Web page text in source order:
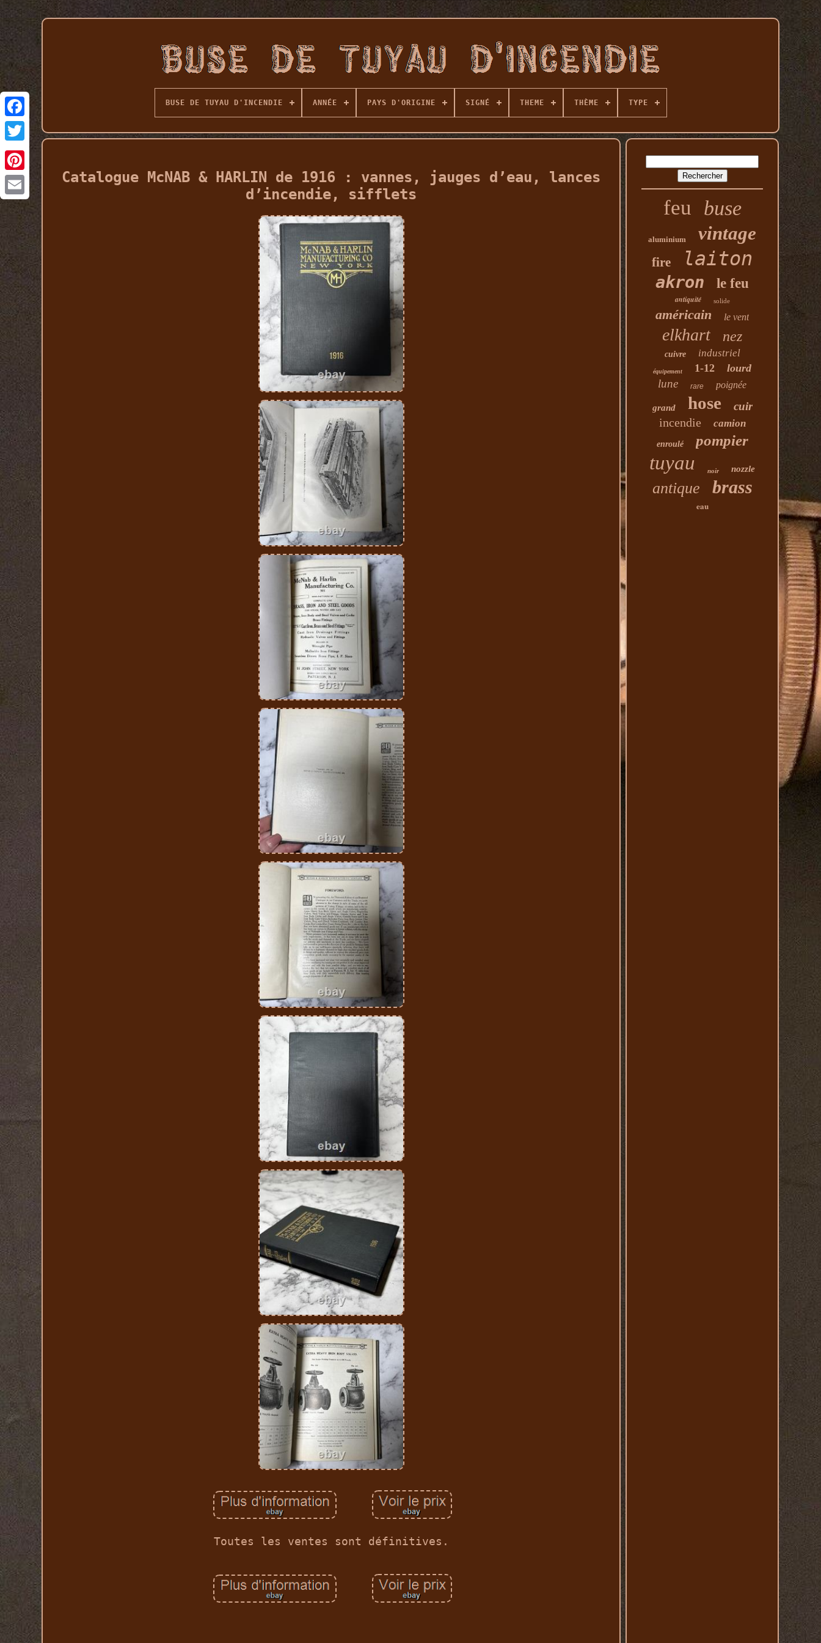
BUSE DE TUYAU D'INCENDIE ANNÉE PAYS D'ORIGINE SIGNÉ THEME THÈME TYPE
Catalogue McNAB & HARLIN de 1916 : vannes, jauges d’eau, lances
d’incendie, sifflets
Toutes les ventes sont définitives.
feu buse
aluminium vintage
fire laiton
akron le feu
antiquité solide
américain le vent
elkhart nez
cuivre industriel
équipement 1-12 lourd
lune rare poignée
grand hose cuir
incendie camion
enroulé pompier
tuyau noir nozzle
antique brass
eau